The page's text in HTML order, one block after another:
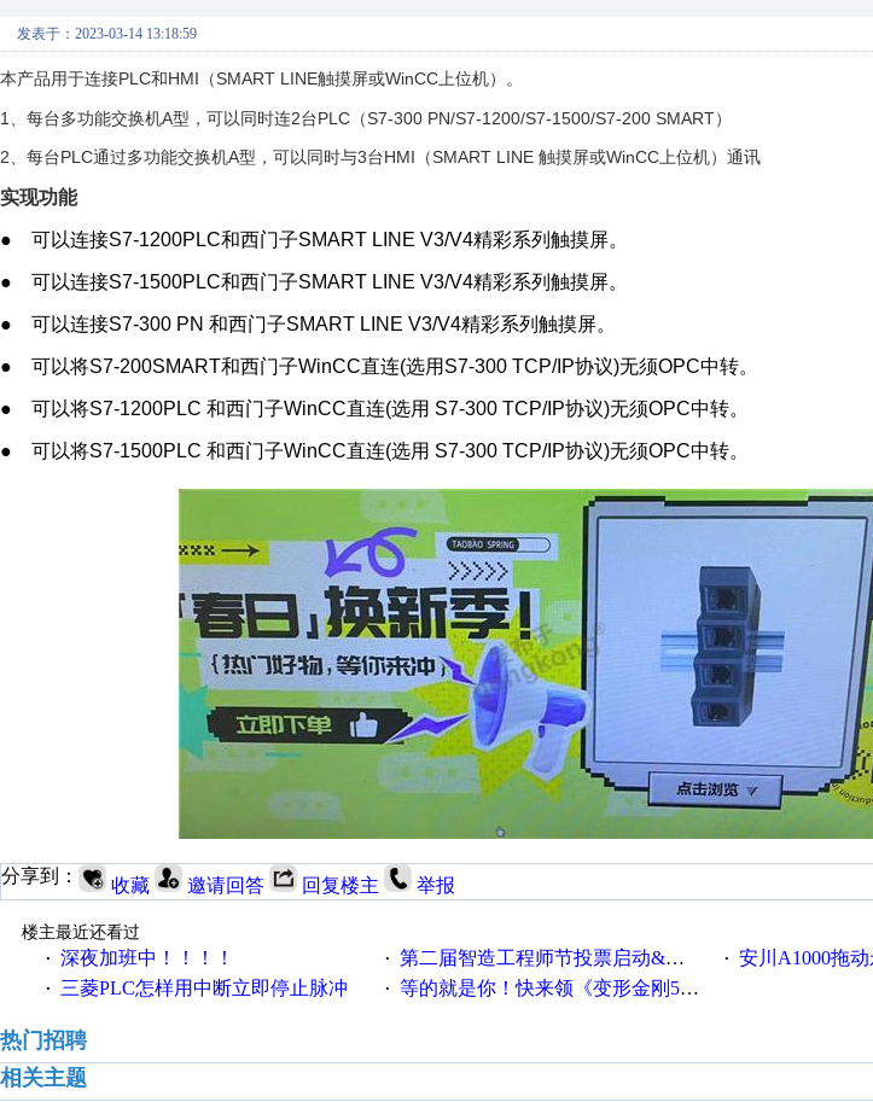
发表于：2023-03-14 13:18:59
本产品用于连接PLC和HMI（SMART LINE触摸屏或WinCC上位机）。
1、每台多功能交换机A型，可以同时连2台PLC（S7-300 PN/S7-1200/S7-1500/S7-200 SMART）
2、每台PLC通过多功能交换机A型，可以同时与3台HMI（SMART LINE 触摸屏或WinCC上位机）通讯
实现功能
● 可以连接S7-1200PLC和西门子SMART LINE V3/V4精彩系列触摸屏。
● 可以连接S7-1500PLC和西门子SMART LINE V3/V4精彩系列触摸屏。
● 可以连接S7-300 PN 和西门子SMART LINE V3/V4精彩系列触摸屏。
● 可以将S7-200SMART和西门子WinCC直连(选用S7-300 TCP/IP协议)无须OPC中转。
● 可以将S7-1200PLC 和西门子WinCC直连(选用 S7-300 TCP/IP协议)无须OPC中转。
● 可以将S7-1500PLC 和西门子WinCC直连(选用 S7-300 TCP/IP协议)无须OPC中转。
分享到： 收藏 邀请回答 回复楼主 举报
楼主最近还看过
· 深夜加班中！！！！ · 第二届智造工程师节投票启动&周周有礼！ · 安川A1000拖动永
· 三菱PLC怎样用中断立即停止脉冲 · 等的就是你！快来领《变形金刚5》观影券
热门招聘
相关主题